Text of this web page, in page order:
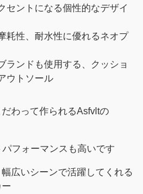
セントになる個性的なデザイ
耗性、耐水性に優れるネオプ
ランドも使用する、クッショ
ウトソール
わって作られるAsfvltの
フォーマンスも高いです
広いシーンで活躍してくれる